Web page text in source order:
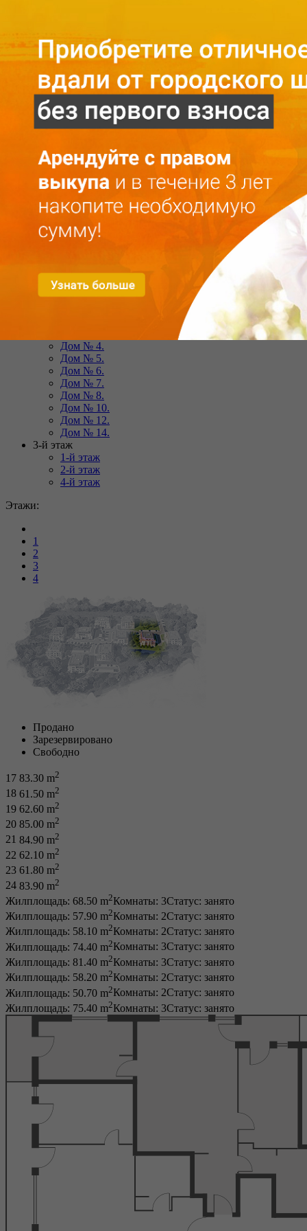
O проекте
О проекте
Mесто
Галерея
Конфиденциальность
Kвартиры
Аренда с правом выкупа
Kонтакты
LV
+371 25 743 115
Фильтр для квартир
Дом № 4.
Дом № 5.
Дом № 6.
Дом № 7.
Дом № 8.
Дом № 10.
Дом № 12.
Дом № 14.
3-й этаж
1-й этаж
2-й этаж
4-й этаж
Этажи:
1
2
3
4
Продано
Зарезервировано
Свободно
17 83.30 m2
18 61.50 m2
19 62.60 m2
20 85.00 m2
21 84.90 m2
22 62.10 m2
23 61.80 m2
24 83.90 m2
Жилплощадь: 68.50 m2Комнаты: 3Статус: занято
Жилплощадь: 57.90 m2Комнаты: 2Статус: занято
Жилплощадь: 58.10 m2Комнаты: 2Статус: занято
Жилплощадь: 74.40 m2Комнаты: 3Статус: занято
Жилплощадь: 81.40 m2Комнаты: 3Статус: занято
Жилплощадь: 58.20 m2Комнаты: 2Статус: занято
Жилплощадь: 50.70 m2Комнаты: 2Статус: занято
Жилплощадь: 75.40 m2Комнаты: 3Статус: занято